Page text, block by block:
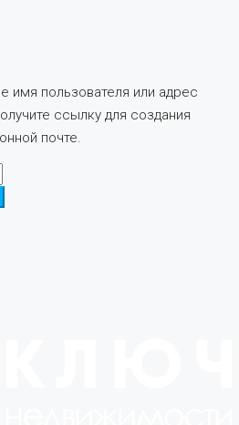
имя пользователя или адрес
ссылку для создания
почте.